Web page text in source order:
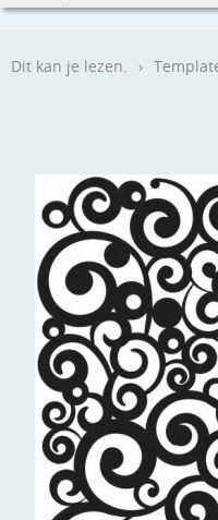
A, ja, op is op
Aanbiedingen
Andere
Boeken en magazines
Dies om te stansen
DVD-CD
Embossen
Handige extra's
Algemene voorwaarden
Verzend - en
Mijn account
Info
Anders creatief
Gastenboek
Dit kan je lezen. ›